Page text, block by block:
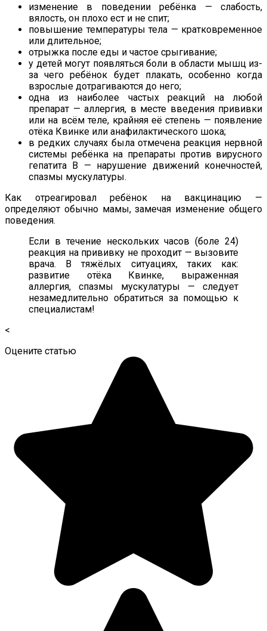
изменение в поведении ребёнка — слабость,
вялость, он плохо ест и не спит;
повышение температуры тела — кратковременное
или длительное;
отрыжка после еды и частое срыгивание;
у детей могут появляться боли в области мышц из-
за чего ребёнок будет плакать, особенно когда
взрослые дотрагиваются до него;
одна из наиболее частых реакций на любой
препарат — аллергия, в месте введения прививки
или на всём теле, крайняя её степень — появление
отёка Квинке или анафилактического шока;
в редких случаях была отмечена реакция нервной
системы ребёнка на препараты против вирусного
гепатита B — нарушение движений конечностей,
спазмы мускулатуры.
Как отреагировал ребёнок на вакцинацию —
определяют обычно мамы, замечая изменение общего
поведения.
Если в течение нескольких часов (боле 24)
реакция на прививку не проходит — вызовите
врача. В тяжёлых ситуациях, таких как:
развитие отёка Квинке, выраженная
аллергия, спазмы мускулатуры — следует
незамедлительно обратиться за помощью к
специалистам!
<
Оцените статью